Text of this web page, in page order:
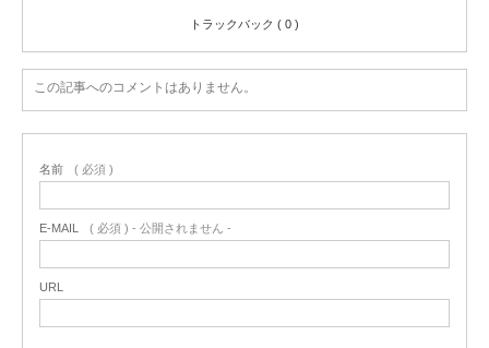
トラックバック ( 0 )
この記事へのコメントはありません。
名前 ( 必須 )
E-MAIL ( 必須 ) - 公開されません -
URL